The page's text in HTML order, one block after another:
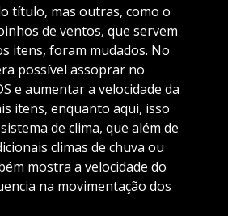
título, mas outras, como o
de ventos, que servem
itens, foram mudados. No
possível assoprar no
e aumentar a velocidade da
itens, enquanto aqui, isso
de clima, que além de
climas de chuva ou
mostra a velocidade do
na movimentação dos